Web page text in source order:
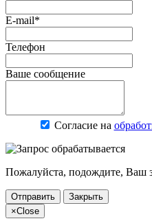
E-mail*
Телефон
Ваше сообщение
Согласие на
Пожалуйста, подождите, Ваш
Отправить
Закрыть
×Close